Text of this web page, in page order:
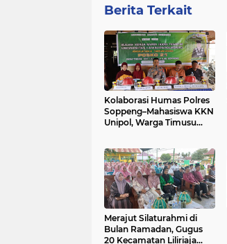
Berita Terkait
Kolaborasi Humas Polres
Soppeng–Mahasiswa KKN
Unipol, Warga Timusu
Merajut Silaturahmi di
Bulan Ramadan, Gugus
20 Kecamatan Liliriaja